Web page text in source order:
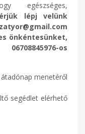
egészséges,
lépj velünk
önkéntesünket,
os
menetéről
segédlet elérhető